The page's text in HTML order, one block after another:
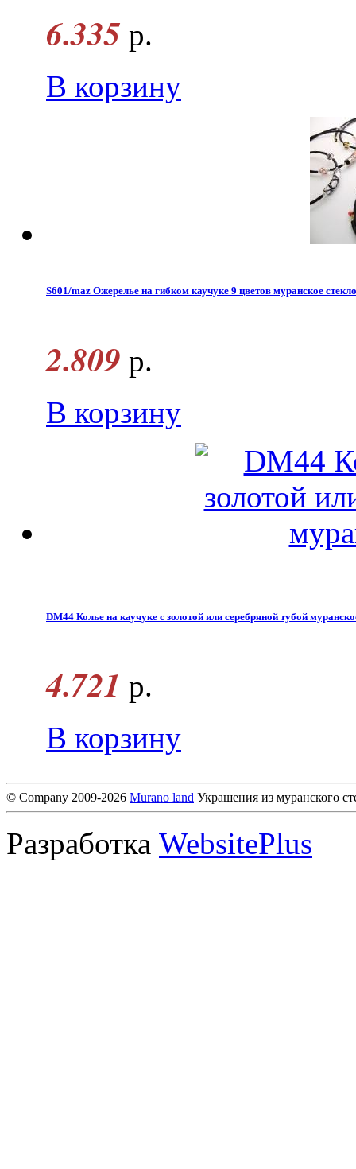
6.335 р.
В корзину
S601/maz Ожерелье на гибком каучуке 9 цветов муранское стекло
2.809 р.
В корзину
DM44 Колье на каучуке с золотой или серебряной тубой
4.721 р.
В корзину
© Company 2009-2026 Murano land Украшения из муранского
Разработка WebsitePlus